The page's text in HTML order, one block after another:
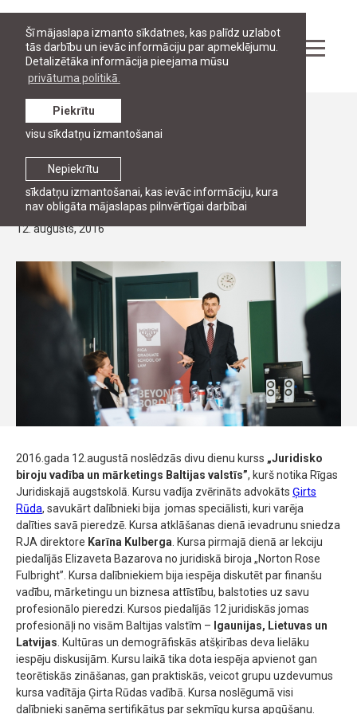
Šī mājaslapa izmanto sīkdatnes, kas palīdz uzlabot
tās darbību un ievāc informāciju par apmeklējumu.
Detalizētāka informācija pieejama mūsu
privātuma politikā.
Nepiekrītu
sīkdatņu izmantošanai, kas ievāc informāciju, kura
nav obligāta mājaslapas pilnvērtīgai darbībai
Piekrītu
visu sīkdatņu izmantošanai
Ziņas
Intensīvais kurss “Advokātu un juridiskā
biroja vadīšana un mārketings Baltijas
valstīs”
12. augusts, 2016
2016.gada 12.augustā noslēdzās divu dienu kurss „Juridisko
biroju vadība un mārketings Baltijas valstīs”, kurš notika Rīgas
Juridiskajā augstskolā. Kursu vadīja zvērināts advokāts Ģirts
Rūda, savukārt dalībnieki bija jomas speciālisti, kuri varēja
dalīties savā pieredzē. Kursa atklāšanas dienā ievadrunu sniedza
RJA direktore Karīna Kulberga . Kursa pirmajā dienā ar lekciju
piedalījās Elizaveta Bazarova no juridiskā biroja „Norton Rose
Fulbright”. Kursa dalībniekiem bija iespēja diskutēt par finanšu
vadību, mārketingu un biznesa attīstību, balstoties uz savu
profesionālo pieredzi. Kursos piedalījās 12 juridiskās jomas
profesionāļi no visām Baltijas valstīm – Igaunijas, Lietuvas un
Latvijas . Kultūras un demogrāfiskās atšķirības deva lielāku
iespēju diskusijām. Kursu laikā tika dota iespēja apvienot gan
teorētiskās zināšanas, gan praktiskās, veicot grupu uzdevumus
kursa vadītāja Ģirta Rūdas vadībā. Kursa noslēgumā visi
dalībnieki saņēma sertifikātus par sekmīgu kursa apgūšanu.